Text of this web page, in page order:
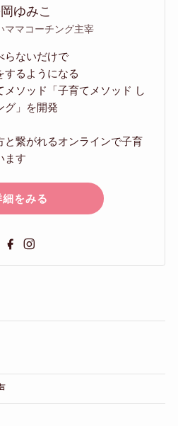
ゆみこ
ママコーチング主宰
らないだけで
するようになる
ソッド「子育てメソッド し
グ」を開発
と繋がれるオンラインで子育
ます
細をみる